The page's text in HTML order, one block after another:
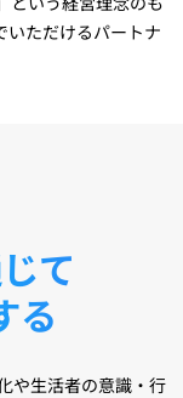
いただけるパートナ
て
る
や生活者の意識・行